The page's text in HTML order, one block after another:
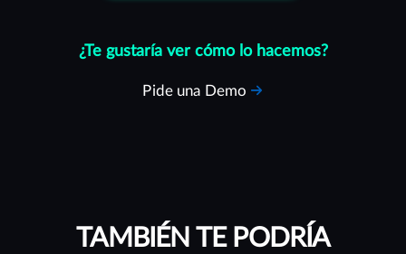
¿Te gustaría ver cómo lo hacemos?
Pide una Demo
TAMBIÉN TE PODRÍA